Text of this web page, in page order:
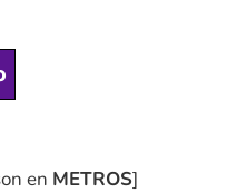
en METROS]